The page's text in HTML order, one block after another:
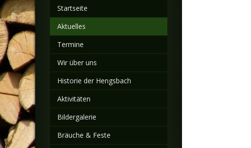
Startseite
Aktuelles
Termine
Wir über uns
Historie der Hengsbach
Aktivitäten
Bildergalerie
Bräuche & Feste